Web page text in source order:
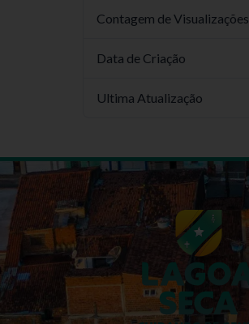
Contagem de Visualizações
Data de Criação
Ultima Atualização